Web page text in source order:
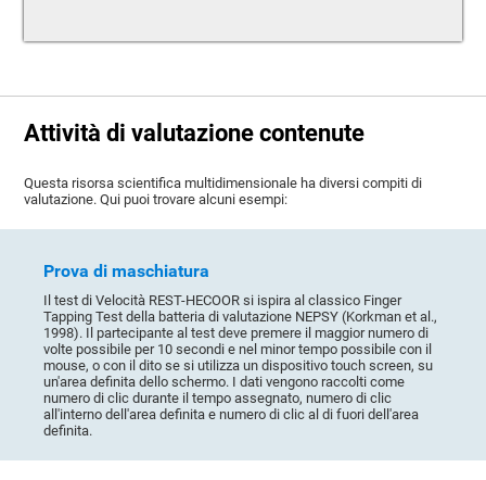
Attività di valutazione contenute
Questa risorsa scientifica multidimensionale ha diversi compiti di
valutazione. Qui puoi trovare alcuni esempi:
Prova di maschiatura
Il test di Velocità REST-HECOOR si ispira al classico Finger
Tapping Test della batteria di valutazione NEPSY (Korkman et al.,
1998). Il partecipante al test deve premere il maggior numero di
volte possibile per 10 secondi e nel minor tempo possibile con il
mouse, o con il dito se si utilizza un dispositivo touch screen, su
un'area definita dello schermo. I dati vengono raccolti come
numero di clic durante il tempo assegnato, numero di clic
all'interno dell'area definita e numero di clic al di fuori dell'area
definita.